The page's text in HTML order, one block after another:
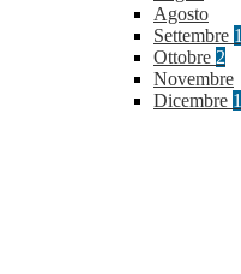
Agosto
Settembre 1
Ottobre 2
Novembre
Dicembre 1